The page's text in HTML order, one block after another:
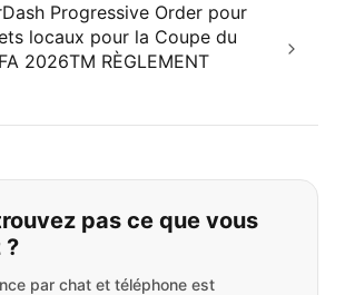
Progressive Order pour
locaux pour la Coupe du
2026TM RÈGLEMENT
trouvez pas ce que vous
pas ce que vous
?
par chat et téléphone est